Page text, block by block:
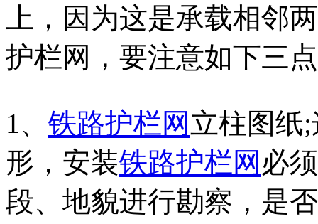
上，因为这是承载相邻
护栏网，要注意如下三
1、 铁路护栏网立柱图纸
形，安装铁路护栏网 必
段、地貌进行勘察，是